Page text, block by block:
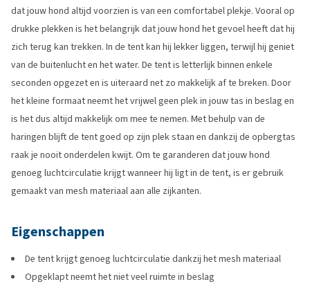
dat jouw hond altijd voorzien is van een comfortabel plekje. Vooral op
drukke plekken is het belangrijk dat jouw hond het gevoel heeft dat hij
zich terug kan trekken. In de tent kan hij lekker liggen, terwijl hij geniet
van de buitenlucht en het water. De tent is letterlijk binnen enkele
seconden opgezet en is uiteraard net zo makkelijk af te breken. Door
het kleine formaat neemt het vrijwel geen plek in jouw tas in beslag en
is het dus altijd makkelijk om mee te nemen. Met behulp van de
haringen blijft de tent goed op zijn plek staan en dankzij de opbergtas
raak je nooit onderdelen kwijt. Om te garanderen dat jouw hond
genoeg luchtcirculatie krijgt wanneer hij ligt in de tent, is er gebruik
gemaakt van mesh materiaal aan alle zijkanten.
Eigenschappen
De tent krijgt genoeg luchtcirculatie dankzij het mesh materiaal
Opgeklapt neemt het niet veel ruimte in beslag